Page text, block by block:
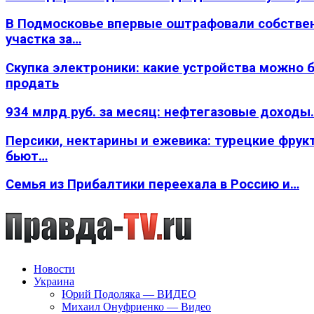
В Подмосковье впервые оштрафовали
участка за…
Скупка электроники: какие устройства можно
продать
934 млрд руб. за месяц: нефтегазовые
Персики, нектарины и ежевика: турецкие
бьют…
Семья из Прибалтики переехала в Россию и…
Новости
Украина
Юрий Подоляка — ВИДЕО
Михаил Онуфриенко — Видео